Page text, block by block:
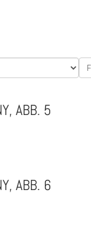
ABB. 5
ABB. 6